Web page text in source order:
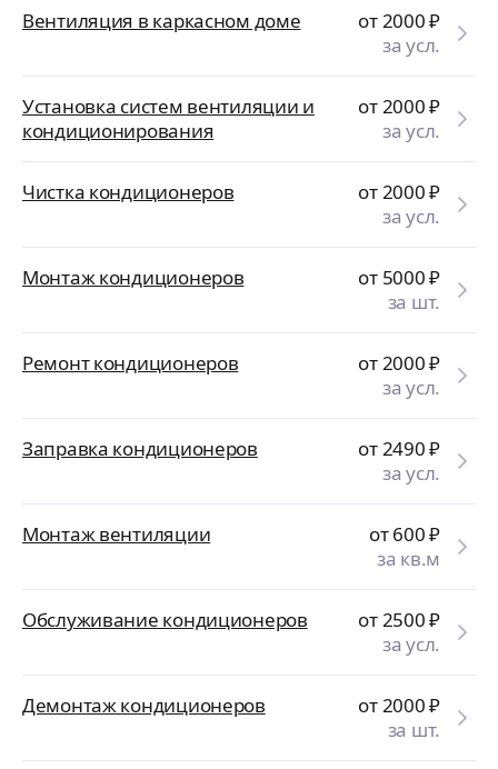
Вентиляция в каркасном доме от 2000₽
за усл.
Установка систем вентиляции и
кондиционирования
от 2000₽
за усл.
Чистка кондиционеров от 2000₽
за усл.
Монтаж кондиционеров от 5000₽
за шт.
Ремонт кондиционеров от 2000₽
за усл.
Заправка кондиционеров от 2490₽
за усл.
Монтаж вентиляции от 600₽
за кв.м
Обслуживание кондиционеров от 2500₽
за усл.
Демонтаж кондиционеров от 2000₽
за шт.